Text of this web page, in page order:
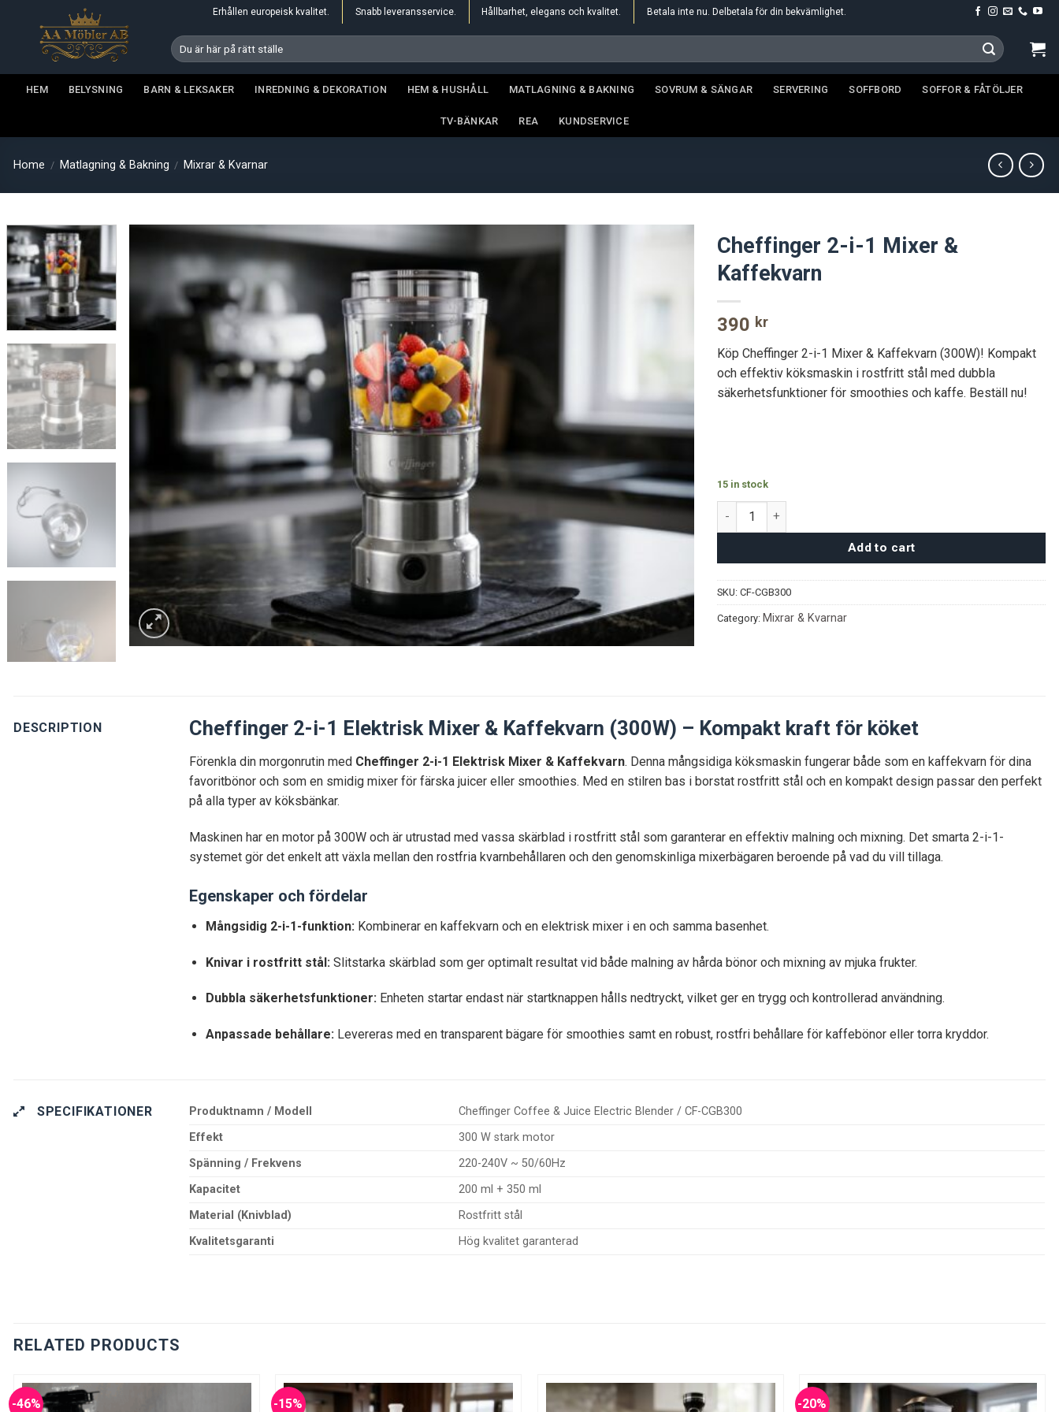
Erhållen europeisk kvalitet. Snabb leveransservice. Hållbarhet, elegans och kvalitet. Betala inte nu. Delbetala för din bekvämlighet.
Search
for:
HEM BELYSNING BARN & LEKSAKER INREDNING & DEKORATION HEM & HUSHÅLL MATLAGNING & BAKNING SOVRUM & SÄNGAR SERVERING SOFFBORD SOFFOR & FÅTÖLJER
TV-BÄNKAR REA KUNDSERVICE
Home / Matlagning & Bakning / Mixrar & Kvarnar
Cheffinger 2-i-1 Mixer &
Kaffekvarn
390 kr
Köp Cheffinger 2-i-1 Mixer & Kaffekvarn (300W)! Kompakt
och effektiv köksmaskin i rostfritt stål med dubbla
säkerhetsfunktioner för smoothies och kaffe. Beställ nu!
15 in stock
Cheffinger 2-i-1 Mixer & Kaffekvarn quantity
Add to cart
SKU:CF-CGB300
Category: Mixrar & Kvarnar
DESCRIPTION Cheffinger 2-i-1 Elektrisk Mixer & Kaffekvarn (300W) – Kompakt kraft för köket
Förenkla din morgonrutin med Cheffinger 2-i-1 Elektrisk Mixer & Kaffekvarn. Denna mångsidiga köksmaskin fungerar både som en kaffekvarn för dina
favoritbönor och som en smidig mixer för färska juicer eller smoothies. Med en stilren bas i borstat rostfritt stål och en kompakt design passar den perfekt
på alla typer av köksbänkar.
Maskinen har en motor på 300W och är utrustad med vassa skärblad i rostfritt stål som garanterar en effektiv malning och mixning. Det smarta 2-i-1-
systemet gör det enkelt att växla mellan den rostfria kvarnbehållaren och den genomskinliga mixerbägaren beroende på vad du vill tillaga.
Egenskaper och fördelar
Mångsidig 2-i-1-funktion: Kombinerar en kaffekvarn och en elektrisk mixer i en och samma basenhet.
Knivar i rostfritt stål: Slitstarka skärblad som ger optimalt resultat vid både malning av hårda bönor och mixning av mjuka frukter.
Dubbla säkerhetsfunktioner: Enheten startar endast när startknappen hålls nedtryckt, vilket ger en trygg och kontrollerad användning.
Anpassade behållare: Levereras med en transparent bägare för smoothies samt en robust, rostfri behållare för kaffebönor eller torra kryddor.
SPECIFIKATIONER Produktnamn / Modell
Cheffinger Coffee & Juice Electric Blender / CF-CGB300
Effekt
300 W stark motor
Spänning / Frekvens
220-240V ~ 50/60Hz
Kapacitet
200 ml + 350 ml
Material (Knivblad)
Rostfritt stål
Kvalitetsgaranti
Hög kvalitet garanterad
RELATED PRODUCTS
-46% -15% -20%